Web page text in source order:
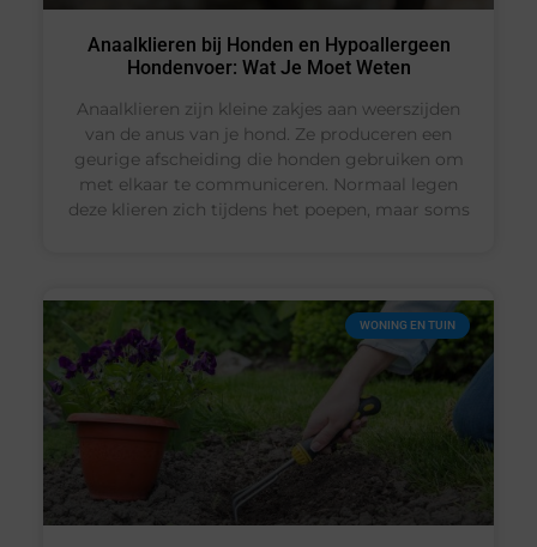
Anaalklieren bij Honden en Hypoallergeen
Hondenvoer: Wat Je Moet Weten
Anaalklieren zijn kleine zakjes aan weerszijden
van de anus van je hond. Ze produceren een
geurige afscheiding die honden gebruiken om
met elkaar te communiceren. Normaal legen
deze klieren zich tijdens het poepen, maar soms
WONING EN TUIN